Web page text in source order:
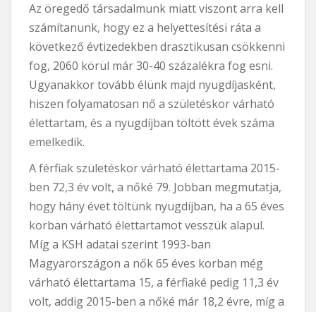
Az öregedő társadalmunk miatt viszont arra kell
számítanunk, hogy ez a helyettesítési ráta a
következő évtizedekben drasztikusan csökkenni
fog, 2060 körül már 30-40 százalékra fog esni.
Ugyanakkor tovább élünk majd nyugdíjasként,
hiszen folyamatosan nő a születéskor várható
élettartam, és a nyugdíjban töltött évek száma
emelkedik.
A férfiak születéskor várható élettartama 2015-
ben 72,3 év volt, a nőké 79. Jobban megmutatja,
hogy hány évet töltünk nyugdíjban, ha a 65 éves
korban várható élettartamot vesszük alapul.
Míg a KSH adatai szerint 1993-ban
Magyarországon a nők 65 éves korban még
várható élettartama 15, a férfiaké pedig 11,3 év
volt, addig 2015-ben a nőké már 18,2 évre, míg a